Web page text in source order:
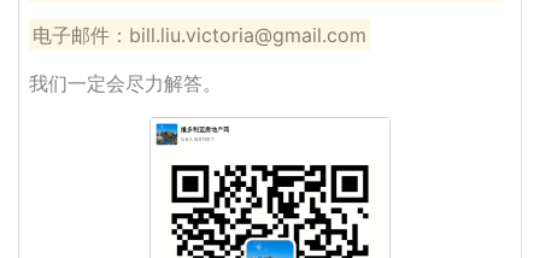
电子邮件：bill.liu.victoria@gmail.com
我们一定会尽力解答。